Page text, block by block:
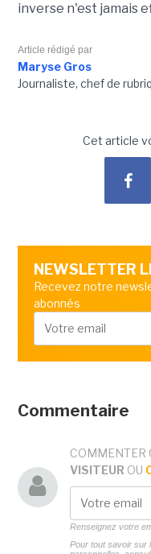
inverse n'est jamais
Article rédigé par
Maryse Gros
Journaliste, chef de
Cet article
NEWSLETTER
Recevez notre
abonnés
Commentaire
COMMENTER
VISITEUR OU
Renseignez votre
Pour tout savoir sur